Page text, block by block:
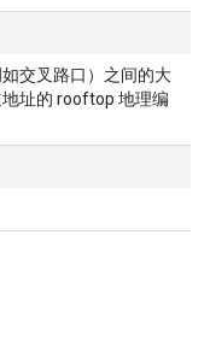
交叉路口）之间的大
址的 rooftop 地理编